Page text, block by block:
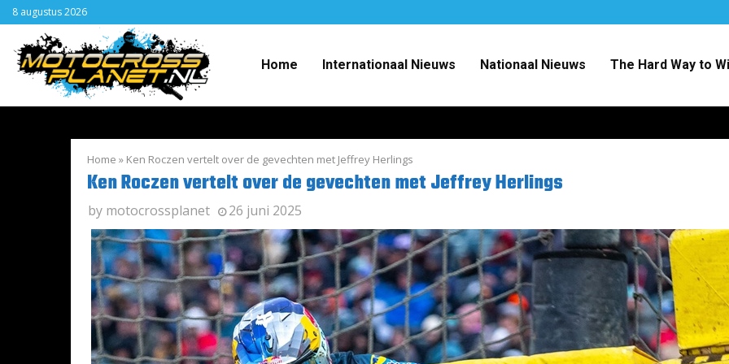
8 augustus 2026
Home Internationaal Nieuws Nationaal Nieuws The Hard Way to
Home » Ken Roczen vertelt over de gevechten met Jeffrey Herlings
Ken Roczen vertelt over de gevechten met Jeffrey Herlings
by motocrossplanet 26 juni 2025